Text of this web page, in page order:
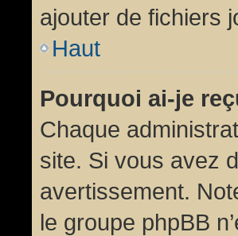
ajouter de fichiers
Haut
Pourquoi ai-je
Chaque
site. Si vous avez
avertissement.
le groupe phpBB